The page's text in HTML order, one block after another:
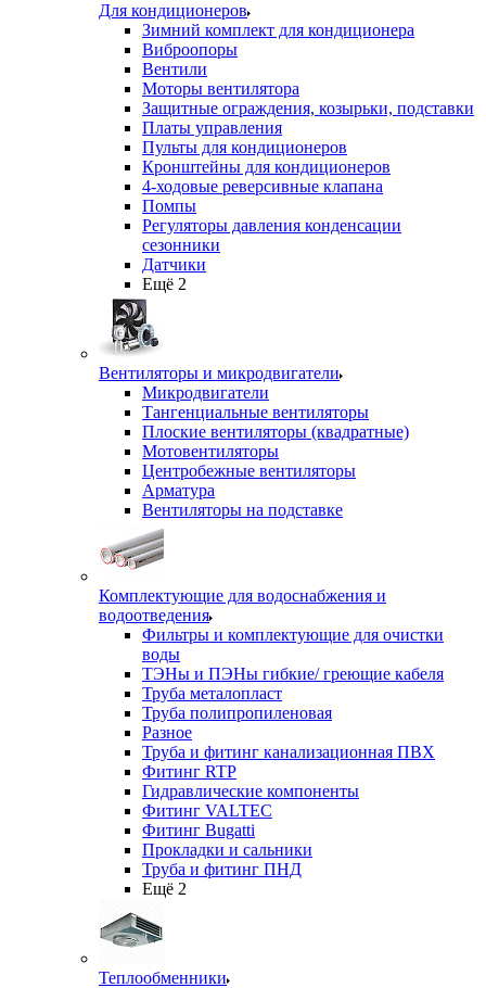
Для кондиционеров
Зимний комплект для кондиционера
Виброопоры
Вентили
Моторы вентилятора
Защитные ограждения, козырьки, подставки
Платы управления
Пульты для кондиционеров
Кронштейны для кондиционеров
4-ходовые реверсивные клапана
Помпы
Регуляторы давления конденсации
сезонники
Датчики
Ещё 2
Вентиляторы и микродвигатели
Микродвигатели
Тангенциальные вентиляторы
Плоские вентиляторы (квадратные)
Мотовентиляторы
Центробежные вентиляторы
Арматура
Вентиляторы на подставке
Комплектующие для водоснабжения и
водоотведения
Фильтры и комплектующие для очистки
воды
ТЭНы и ПЭНы гибкие/ греющие кабеля
Труба металопласт
Труба полипропиленовая
Разное
Труба и фитинг канализационная ПВХ
Фитинг RTP
Гидравлические компоненты
Фитинг VALTEC
Фитинг Bugatti
Прокладки и сальники
Труба и фитинг ПНД
Ещё 2
Теплообменники